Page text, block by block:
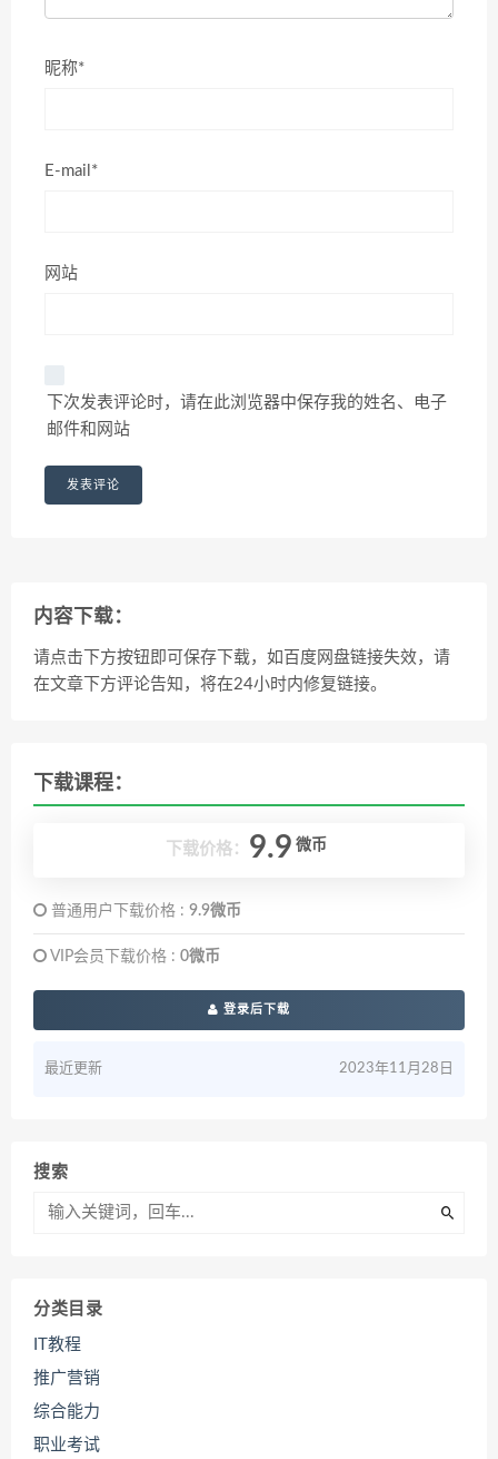
昵称*
E-mail*
网站
下次发表评论时，请在此浏览器中保存我的姓名、电子
邮件和网站
内容下载：
请点击下方按钮即可保存下载，如百度网盘链接失效，请
在文章下方评论告知，将在24小时内修复链接。
下载课程：
下载价格： 9.9 微币
普通用户下载价格 : 9.9微币
VIP会员下载价格 : 0微币
登录后下载
最近更新 2023年11月28日
搜索
分类目录
IT教程
推广营销
综合能力
职业考试